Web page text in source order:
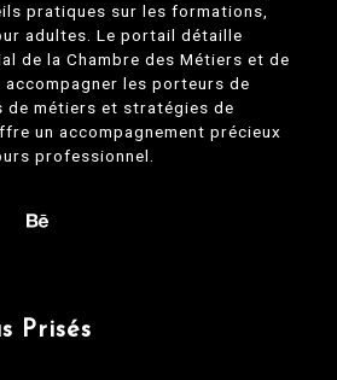
pratiques sur les formations,
adultes. Le portail détaille
de la Chambre des Métiers et de
accompagner les porteurs de
de métiers et stratégies de
un accompagnement précieux
professionnel.
Prisés